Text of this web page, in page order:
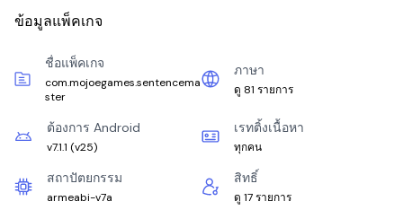
ข้อมูลแพ็คเกจ
ชื่อแพ็คเกจ
com.mojoegames.sentencema
ster
ภาษา
ดู 81 รายการ
ต้องการ Android
v7.1.1 (v25)
เรทติ้งเนื้อหา
ทุกคน
สถาปัตยกรรม
armeabi-v7a
สิทธิ์
ดู 17 รายการ